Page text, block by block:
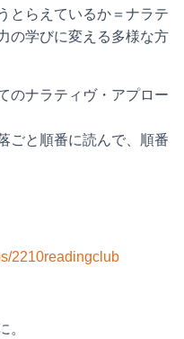
とらえているか＝ナラテ
の学びに変える多様な方
のナラティヴ・アプロー
ごと順番に読んで、順番
2210readingclub
。